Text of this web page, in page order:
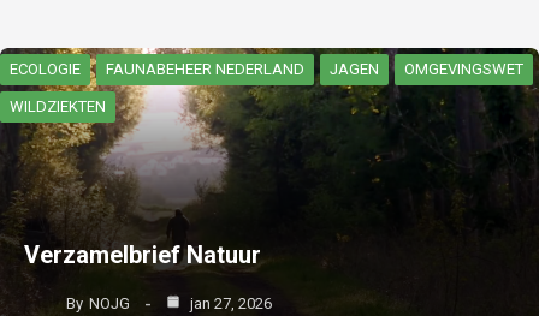
ECOLOGIE FAUNABEHEER NEDERLAND JAGEN OMGEVINGSWET
WILDZIEKTEN
Verzamelbrief Natuur
By NOJG jan 27, 2026